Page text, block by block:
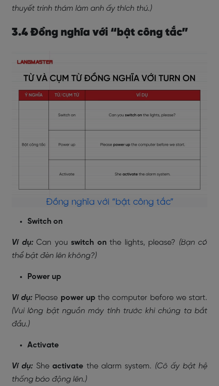
thuyết trinh thám làm anh ấy thích thú.)
3.4 Đồng nghĩa với “bật công tắc”
Đồng nghĩa với “bật công tắc”
Switch on
Ví dụ: Can you switch on the lights, please? (Bạn có
thể bật đèn lên không?)
Power up
Ví dụ: Please power upthe computer before we start.
(Vui lòng bật nguồn máy tính trước khi chúng ta bắt
đầu.)
Activate
Ví dụ: Sheactivate the alarm system. (Cô ấy bật hệ
thống báo động lên.)